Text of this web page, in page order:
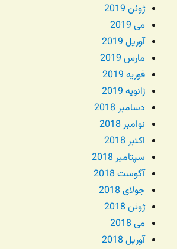
ژوئن 2019
می 2019
آوریل 2019
مارس 2019
فوریه 2019
ژانویه 2019
دسامبر 2018
نوامبر 2018
اکتبر 2018
سپتامبر 2018
آگوست 2018
جولای 2018
ژوئن 2018
می 2018
آوریل 2018